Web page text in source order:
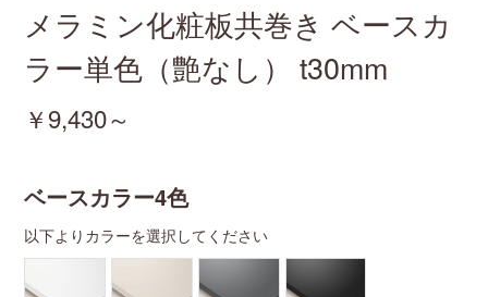
メラミン化粧板共巻き ベースカ
ラー単色（艶なし）
t30mm
￥9,430～
ベースカラー4色
以下よりカラーを選択してください